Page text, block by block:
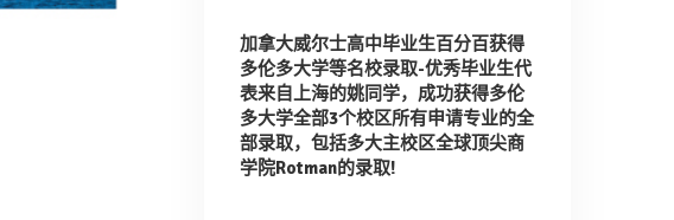
加拿大威尔士高中毕业生百分百获得
多伦多大学等名校录取-优秀毕业生代
表来自上海的姚同学， 成功获得多伦
多大学全部3个校区所有申请专业的全
部录取， 包括多大主校区全球顶尖商
学院Rotman的录取!